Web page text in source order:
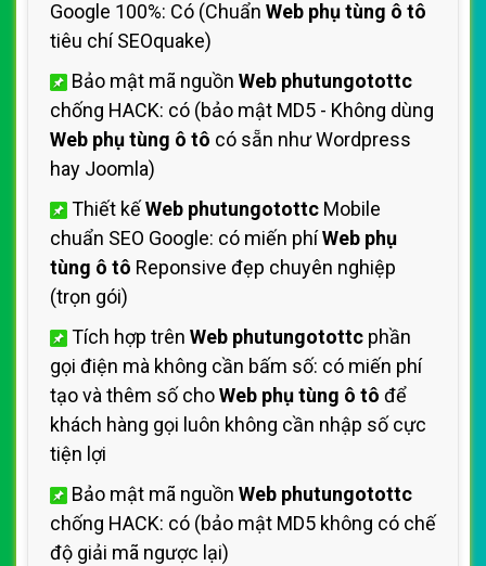
Google 100%: Có (Chuẩn Web phụ tùng ô tô
tiêu chí SEOquake)
Bảo mật mã nguồn Web phutungotottc
chống HACK: có (bảo mật MD5 - Không dùng
Web phụ tùng ô tô có sẵn như Wordpress
hay Joomla)
Thiết kếWeb phutungotottc Mobile
chuẩn SEO Google: có miến phíWeb phụ
tùng ô tô Reponsive đẹp chuyên nghiệp
(trọn gói)
Tích hợp trên Web phutungotottc phần
gọi điện mà không cần bấm số: có miến phí
tạo và thêm số choWeb phụ tùng ô tô để
khách hàng gọi luôn không cần nhập số cực
tiện lợi
Bảo mật mã nguồn Web phutungotottc
chống HACK: có (bảo mật MD5 không có chế
độ giải mã ngược lại)